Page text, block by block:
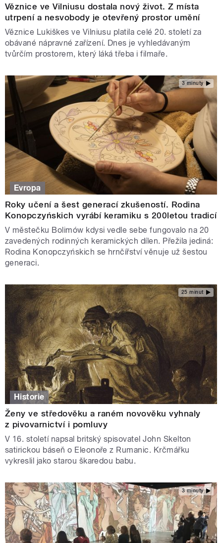
Věznice ve Vilniusu dostala nový život. Z místa
utrpení a nesvobody je otevřený prostor umění
Věznice Lukiškes ve Vilniusu platila celé 20. století za
obávané nápravné zařízení. Dnes je vyhledávaným
tvůrčím prostorem, který láká třeba i filmaře.
3 minuty
Evropa
Roky učení a šest generací zkušeností. Rodina
Konopczyńskich vyrábí keramiku s 200letou tradicí
V městečku Bolimów kdysi vedle sebe fungovalo na 20
zavedených rodinných keramických dílen. Přežila jediná:
Rodina Konopczyńskich se hrnčířství věnuje už šestou
generaci.
25 minut
Historie
Ženy ve středověku a raném novověku vyhnaly
z pivovarnictví i pomluvy
V 16. století napsal britský spisovatel John Skelton
satirickou báseň o Eleonoře z Rumanic. Krčmářku
vykreslil jako starou škaredou babu.
3 minuty